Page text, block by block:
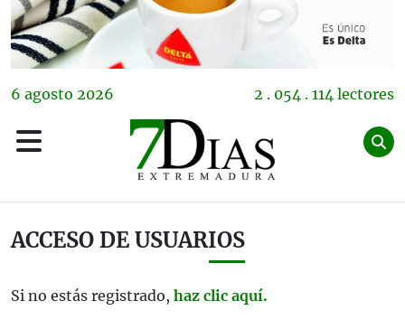
6 agosto 2026 2 . 054 . 114 lectores
ACCESO DE USUARIOS
Si no estás registrado, haz clic aquí.